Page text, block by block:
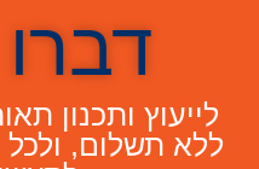
לייעוץ ותכנון
ללא תשלום,